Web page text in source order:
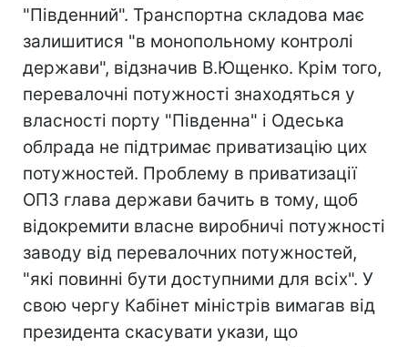
"Південний". Транспортна складова має
залишитися "в монопольному контролі
держави", відзначив В.Ющенко. Крім того,
перевалочні потужності знаходяться у
власності порту "Південна" і Одеська
облрада не підтримає приватизацію цих
потужностей. Проблему в приватизації
ОПЗ глава держави бачить в тому, щоб
відокремити власне виробничі потужності
заводу від перевалочних потужностей,
"які повинні бути доступними для всіх". У
свою чергу Кабінет міністрів вимагав від
президента скасувати укази, що